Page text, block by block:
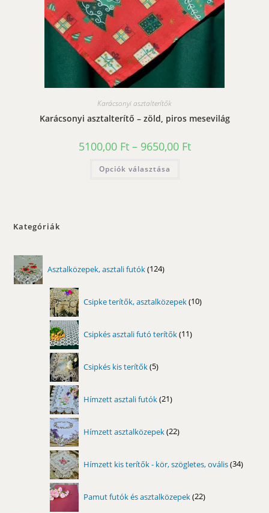
Karácsonyi asztalterítők
Karácsonyi asztalterítő – zöld, piros mesevilág
5100,00 Ft – 9650,00 FtÁrtartomány:
5100,00 Ft
Opciók választása
Kategóriák
Asztalközepek, asztali futók 124
termék
Csipke terítők, asztalközepek 10
termék
Csipkés asztali futó terítők 11
termék
Csipkés kis terítők 5
termék
Hímzett asztali futók 21
termék
Hímzett asztalközepek 22
termék
Hímzett kis terítők - kör, szögletes, ovális 34
termék
Pamut futók és asztalközepek 22
termék